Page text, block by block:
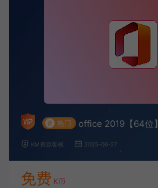
# 热门 office 2019【64位】
KM资源客栈 2025-06-27
免费 K币